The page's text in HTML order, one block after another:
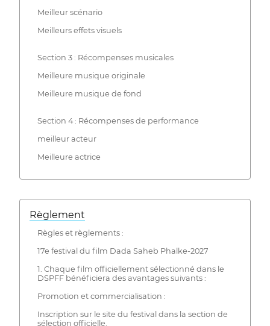
Meilleur scénario
Meilleurs effets visuels
Section 3 : Récompenses musicales
Meilleure musique originale
Meilleure musique de fond
Section 4 : Récompenses de performance
meilleur acteur
Meilleure actrice
Règlement
Règles et règlements :
17e festival du film Dada Saheb Phalke-2027
1. Chaque film officiellement sélectionné dans le
DSPFF bénéficiera des avantages suivants :
Promotion et commercialisation :
Inscription sur le site du festival dans la section de
sélection officielle.